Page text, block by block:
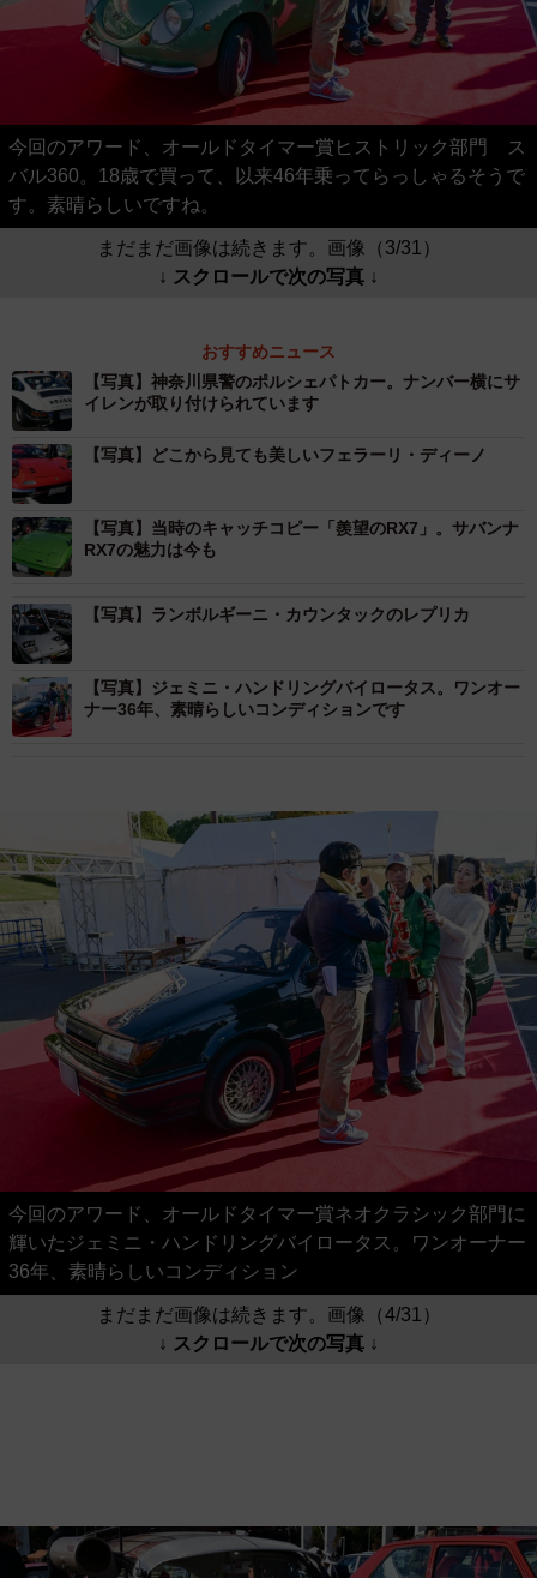
今回のアワード、オールドタイマー賞ヒストリック部門 ス
バル360。18歳で買って、以来46年乗ってらっしゃるそうで
す。素晴らしいですね。
まだまだ画像は続きます。画像（3/31）
↓ スクロールで次の写真 ↓
おすすめニュース
【写真】神奈川県警のポルシェパトカー。ナンバー横にサ
イレンが取り付けられています
【写真】どこから見ても美しいフェラーリ・ディーノ
【写真】当時のキャッチコピー「羨望のRX7」。サバンナ
RX7の魅力は今も
【写真】ランボルギーニ・カウンタックのレプリカ
【写真】ジェミニ・ハンドリングバイロータス。ワンオー
ナー36年、素晴らしいコンディションです
今回のアワード、オールドタイマー賞ネオクラシック部門に
輝いたジェミニ・ハンドリングバイロータス。ワンオーナー
36年、素晴らしいコンディション
まだまだ画像は続きます。画像（4/31）
↓ スクロールで次の写真 ↓